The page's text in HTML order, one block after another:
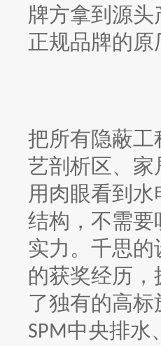
牌方拿到源
正规品牌的原
把所有隐蔽
艺剖析区、
用肉眼看到
结构，不需
实力。千思
的获奖经历
了独有的高
SPM中央排水